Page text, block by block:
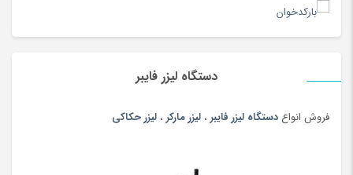
دستگاه لیزر فایبر
فروش انواع دستگاه لیزر فایبر ، لیزر مارکر ، لیزر حکاکی
تابلوسازی، جعبه دستمال کاغذی، ساعت دیواری و هزاران محصول دیگر را
تولید می کنند.